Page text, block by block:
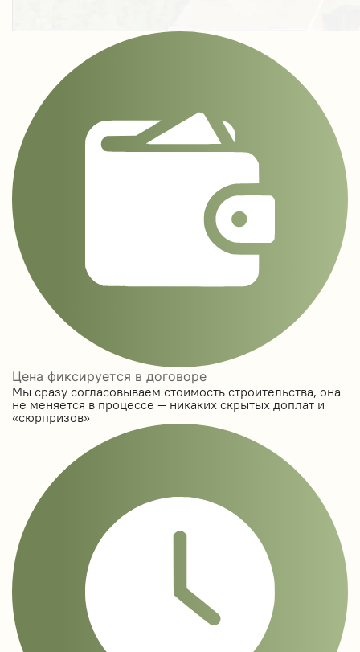
Цена фиксируется в договоре
Мы сразу согласовываем стоимость строительства, она
не меняется в процессе — никаких скрытых доплат и
«сюрпризов»